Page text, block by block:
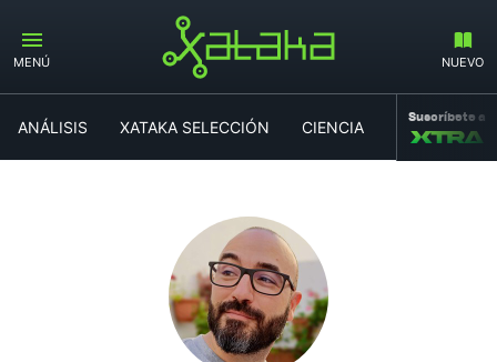
MENÚ NUEVO
ANÁLISIS XATAKA SELECCIÓN CIENCIA MOVILIDAD
Suscríbete a